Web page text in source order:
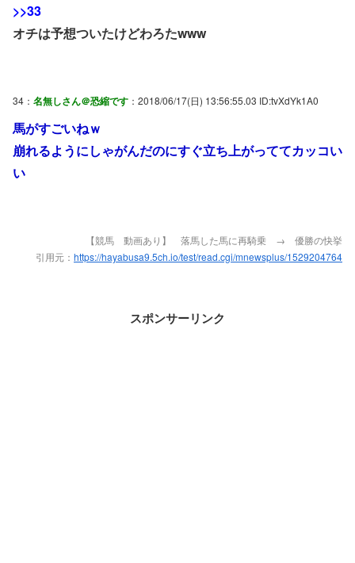
>>33
オチは予想ついたけどわろたwww
34： 名無しさん＠恐縮です ：2018/06/17(日) 13:56:55.03 ID:tvXdYk1A0
馬がすごいねｗ
崩れるようにしゃがんだのにすぐ立ち上がっててカッコい
い
【競馬 動画あり】 落馬した馬に再騎乗 → 優勝の快挙
引用元： https://hayabusa9.5ch.io/test/read.cgi/mnewsplus/1529204764
スポンサーリンク